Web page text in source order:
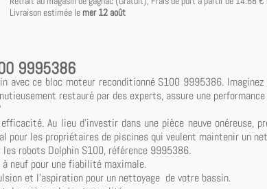
Livraison estimée le mer 12 août
9995386
avec ce bloc moteur reconditionné S100 9995386.
restauré par des experts, assure une
Au lieu d'investir dans une pièce neuve onéreuse,
pour les propriétaires de piscines qui veulent maintenir un
les robots Dolphin S100, référence 9995386.
neuf pour une fiabilité maximale.
et l'aspiration pour un nettoyage de votre bassin.